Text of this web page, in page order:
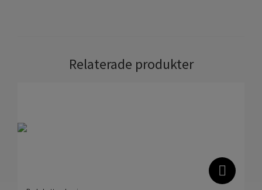
Relaterade produkter